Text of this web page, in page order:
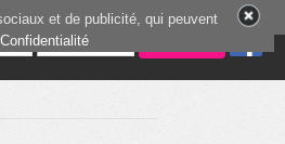
et de publicité, qui peuvent